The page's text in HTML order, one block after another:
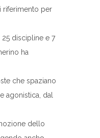
riferimento per
25 discipline e 7
ha
che spaziano
agonistica, dal
dello